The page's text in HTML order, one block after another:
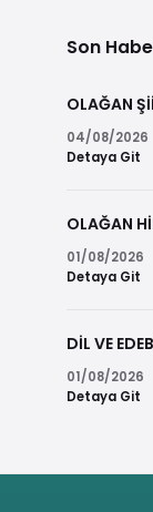
Son
OLAĞAN
04/08/2026
Detaya Git
OLAĞAN
01/08/2026
Detaya Git
DİL VE
01/08/2026
Detaya Git